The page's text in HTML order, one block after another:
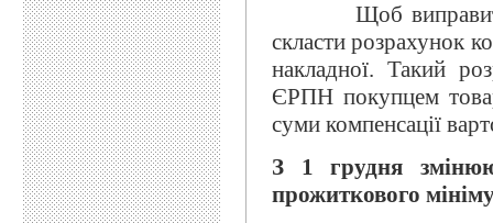
Щоб виправити
скласти розрахунок
накладної. Такий
ЄРПН покупцем
суми компенсації
З 1 грудня
прожиткового